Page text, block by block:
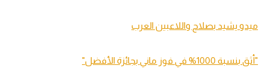
ميدو يشيد بصلاح واللاعبين العرب
"أثق بنسبة 1000% في فوز ماني بجائزة الأفضل"